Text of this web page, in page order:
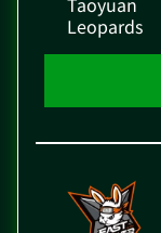
Leopards